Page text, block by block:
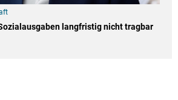
langfristig nicht tragbar